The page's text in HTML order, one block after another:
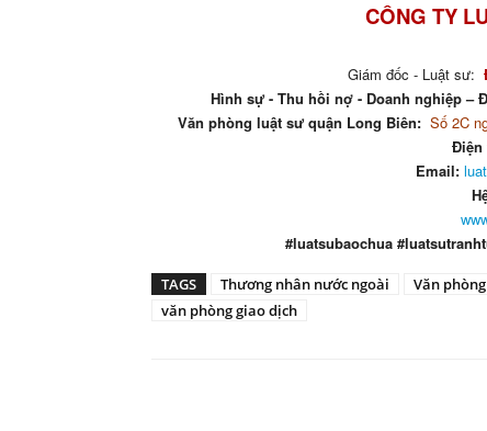
CÔNG TY
Giám đốc - Luật sư:
Hình sự - Thu hồi nợ - Doanh nghiệp –
Văn phòng luật sư quận Long Biên: Số 2C
Điện
Email:
#luatsubaochua
TAGS Thương nhân nước ngoài
Văn
văn phòng giao dịch